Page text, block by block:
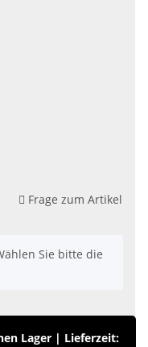
Frage zum Artikel
Sie bitte die
Lager | Lieferzeit: